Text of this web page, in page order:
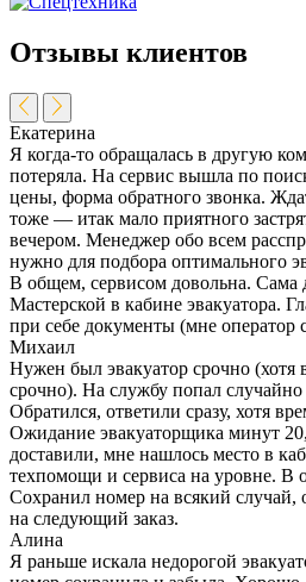
Отзывы клиентов
Екатерина
Я когда-то обращалась в другую
потеряла. На сервис вышла по
цены, форма обратного звонка.
тоже — итак мало приятного
вечером. Менеджер обо всем
нужно для подбора оптимального
В общем, сервисом довольна. Сама
Мастерской в кабине эвакуатора.
при себе документы (мне оператор
Михаил
Нужен был эвакуатор срочно (хотя
срочно). На службу попал
Обратился, ответили сразу, хотя
Ожидание эвакуаторщика минут
доставили, мне нашлось место в
техпомощи и сервиса на уровне. В
Сохранил номер на всякий случай,
на следующий заказ.
Алина
Я раньше искала недорогой